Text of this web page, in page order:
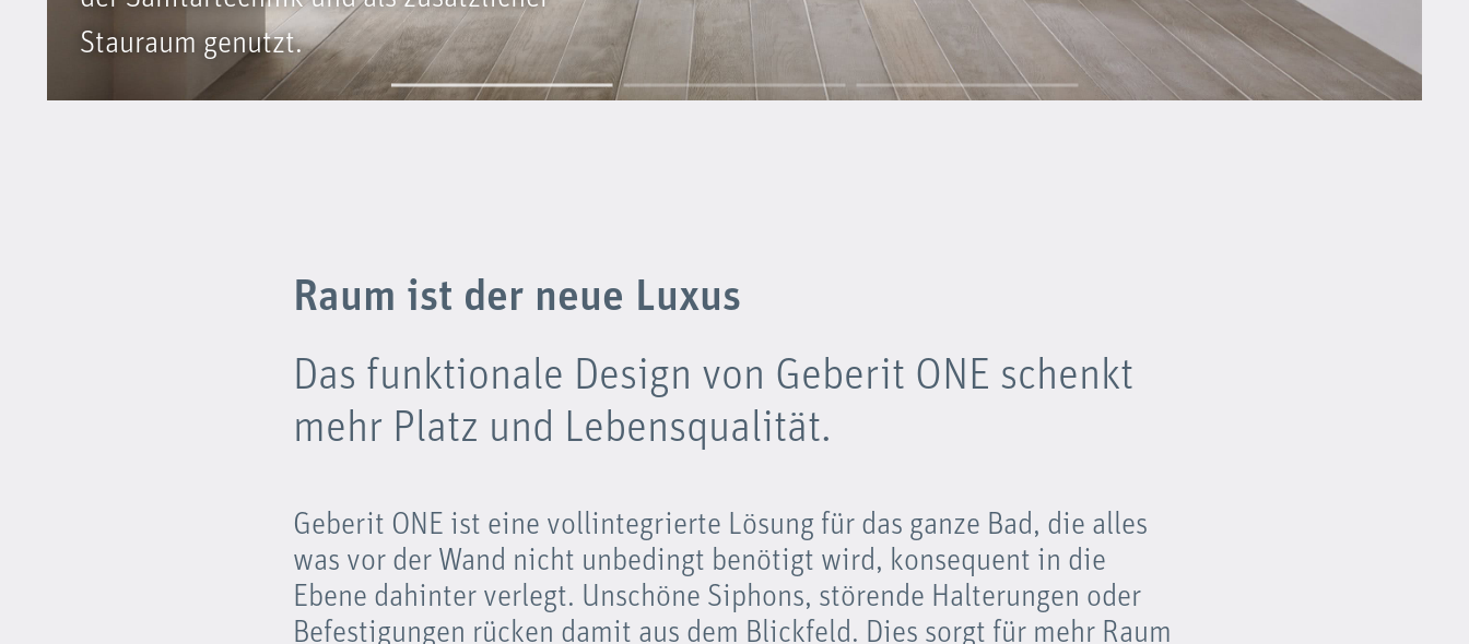
Stauraum genutzt.
Raum ist der neue Luxus
Das funktionale Design von Geberit ONE schenkt
mehr Platz und Lebensqualität.
Geberit ONE ist eine vollintegrierte Lösung für das ganze Bad, die alles
was vor der Wand nicht unbedingt benötigt wird, konsequent in die
Ebene dahinter verlegt. Unschöne Siphons, störende Halterungen oder
Befestigungen rücken damit aus dem Blickfeld. Dies sorgt für mehr Raum